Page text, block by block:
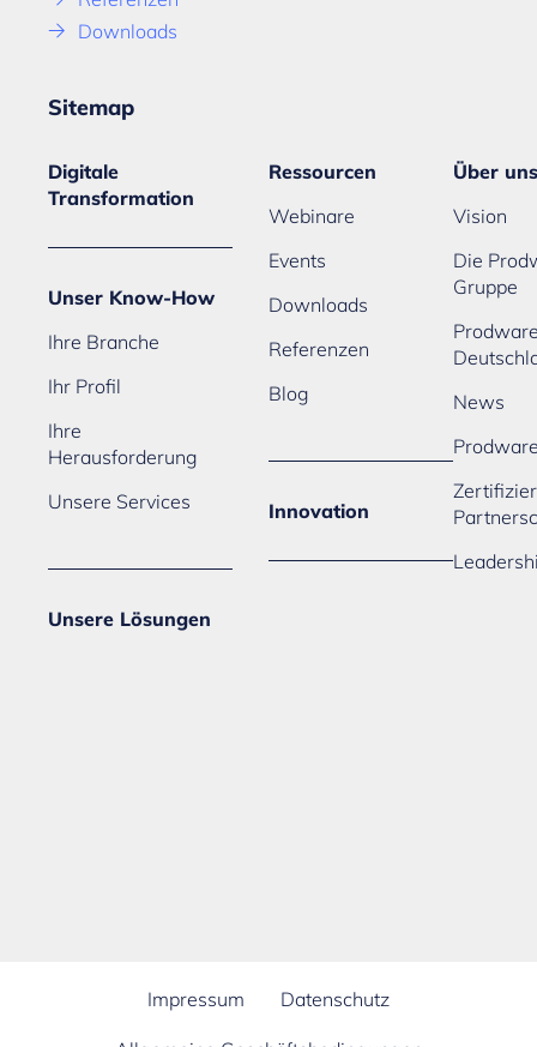
Downloads
Sitemap
Digitale
Transformation
Unser Know-How
Ihre Branche
Ihr Profil
Ihre
Herausforderung
Unsere Services
Unsere Lösungen
Ressourcen
Webinare
Events
Downloads
Referenzen
Blog
Innovation
Über uns
Vision
Die
Gruppe
News
Impressum Datenschutz